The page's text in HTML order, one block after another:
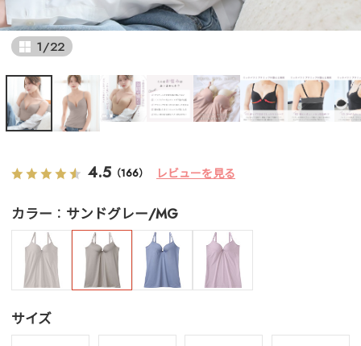
1/22
4.5 （166） レビューを見る
カラー サンドグレー/MG
サイズ